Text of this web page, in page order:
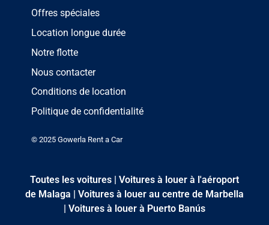
Offres spéciales
Location longue durée
Notre flotte
Nous contacter
Conditions de location
Politique de confidentialité
© 2025 Gowerla Rent a Car
Toutes les voitures | Voitures à louer à l'aéroport
de Malaga | Voitures à louer au centre de Marbella
| Voitures à louer à Puerto Banús